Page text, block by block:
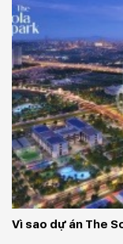
Vì sao dự án The